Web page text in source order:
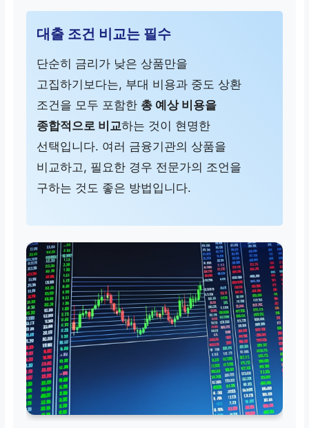
대출 조건 비교는 필수
단순히 금리가 낮은 상품만을
고집하기보다는, 부대 비용과 중도 상환
조건을 모두 포함한 총 예상 비용을
종합적으로 비교하는 것이 현명한
선택입니다. 여러 금융기관의 상품을
비교하고, 필요한 경우 전문가의 조언을
구하는 것도 좋은 방법입니다.